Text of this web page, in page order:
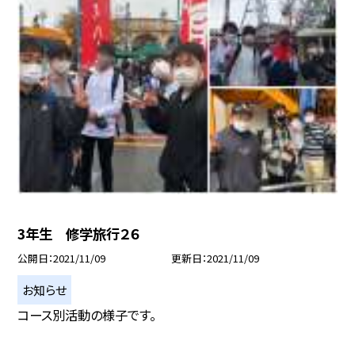
3年生 修学旅行２６
公開日 2021/11/09 更新日 2021/11/09
お知らせ
コース別活動の様子です。